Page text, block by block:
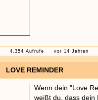
4.354 Aufrufe vor 14 Jahren
LOVE REMINDER
Wenn dein "Love
weißt du, dass dein